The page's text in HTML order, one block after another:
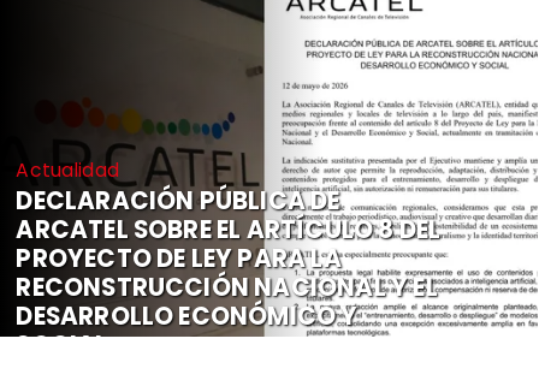
Actualidad
DECLARACIÓN PÚBLICA DE
ARCATEL SOBRE EL ARTÍCULO 8 DEL
PROYECTO DE LEY PARA LA
RECONSTRUCCIÓN NACIONAL Y EL
DESARROLLO ECONÓMICO Y
SOCIAL